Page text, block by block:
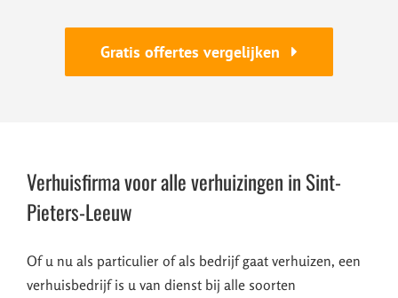
Gratis offertes vergelijken
Verhuisfirma voor alle verhuizingen in Sint-
Pieters-Leeuw
Of u nu als particulier of als bedrijf gaat verhuizen, een
verhuisbedrijf is u van dienst bij alle soorten